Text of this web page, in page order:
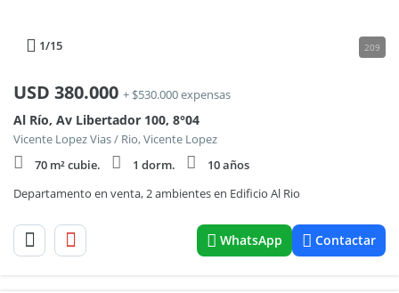
1/15 209
USD 380.000 + $530.000 expensas
Al Río, Av Libertador 100, 8°04
Vicente Lopez Vias / Rio, Vicente Lopez
70 m² cubie.
1 dorm.
10 años
Departamento en venta, 2 ambientes en Edificio Al Rio
WhatsApp Contactar